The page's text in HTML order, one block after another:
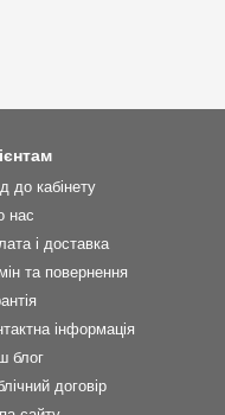
до кабінету
нас
і доставка
та повернення
інформація
блог
договір